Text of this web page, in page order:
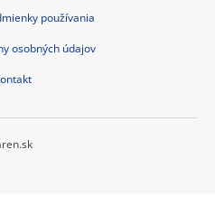
používania
osobných údajov